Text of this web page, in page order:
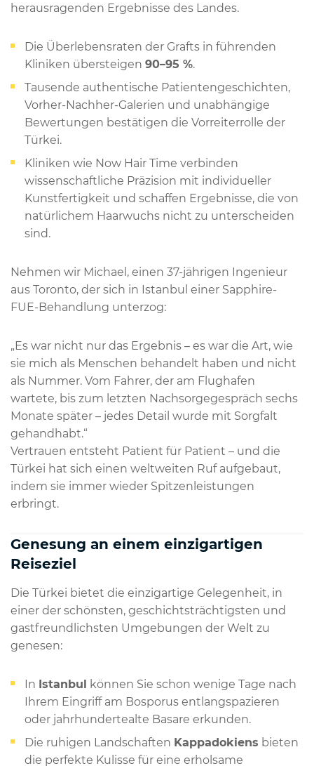
herausragenden Ergebnisse des Landes.
Die Überlebensraten der Grafts in führenden
Kliniken übersteigen 90–95 %.
Tausende authentische Patientengeschichten,
Vorher-Nachher-Galerien und unabhängige
Bewertungen bestätigen die Vorreiterrolle der
Türkei.
Kliniken wie Now Hair Time verbinden
wissenschaftliche Präzision mit individueller
Kunstfertigkeit und schaffen Ergebnisse, die von
natürlichem Haarwuchs nicht zu unterscheiden
sind.
Nehmen wir Michael, einen 37-jährigen Ingenieur
aus Toronto, der sich in Istanbul einer Sapphire-
FUE-Behandlung unterzog:
„Es war nicht nur das Ergebnis – es war die Art, wie
sie mich als Menschen behandelt haben und nicht
als Nummer. Vom Fahrer, der am Flughafen
wartete, bis zum letzten Nachsorgegespräch sechs
Monate später – jedes Detail wurde mit Sorgfalt
gehandhabt.“
Vertrauen entsteht Patient für Patient – und die
Türkei hat sich einen weltweiten Ruf aufgebaut,
indem sie immer wieder Spitzenleistungen
erbringt.
Genesung an einem einzigartigen
Reiseziel
Die Türkei bietet die einzigartige Gelegenheit, in
einer der schönsten, geschichtsträchtigsten und
gastfreundlichsten Umgebungen der Welt zu
genesen:
In Istanbul können Sie schon wenige Tage nach
Ihrem Eingriff am Bosporus entlangspazieren
oder jahrhundertealte Basare erkunden.
Die ruhigen Landschaften Kappadokiens bieten
die perfekte Kulisse für eine erholsame